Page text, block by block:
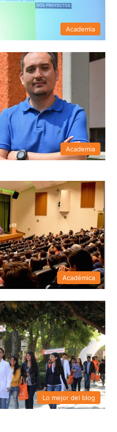
Academia
Academia
Académica
Lo mejor del blog